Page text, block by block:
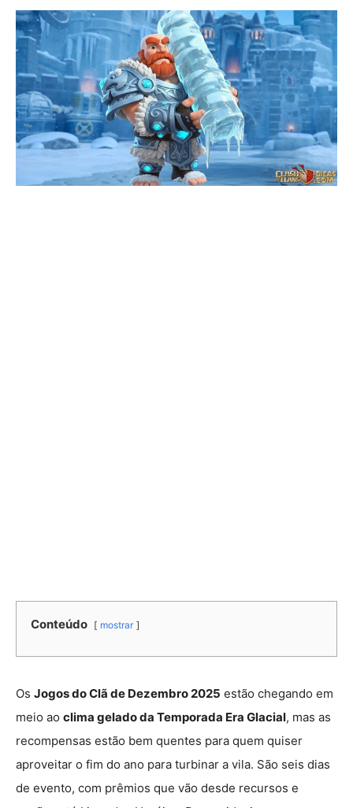
Conteúdo mostrar
Os Jogos do Clã de Dezembro 2025 estão chegando em
meio ao clima gelado da Temporada Era Glacial, mas as
recompensas estão bem quentes para quem quiser
aproveitar o fim do ano para turbinar a vila. São seis dias
de evento, com prêmios que vão desde recursos e